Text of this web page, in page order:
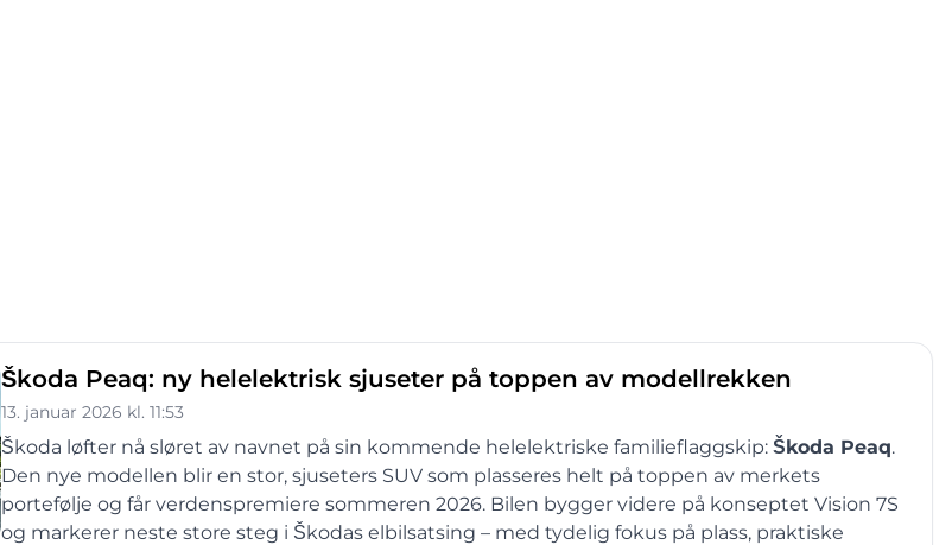
Škoda Peaq: ny helelektrisk sjuseter på toppen av modellrekken
13. januar 2026 kl. 11:53
Škoda løfter nå sløret av navnet på sin kommende helelektriske familieflaggskip: Škoda Peaq.
Den nye modellen blir en stor, sjuseters SUV som plasseres helt på toppen av merkets
portefølje og får verdens­premiere sommeren 2026. Bilen bygger videre på konseptet Vision 7S
og markerer neste store steg i Škodas elbil­satsing – med tydelig fokus på plass, praktiske